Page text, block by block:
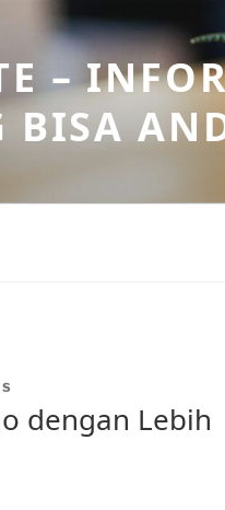
–
BISA
dengan Lebih